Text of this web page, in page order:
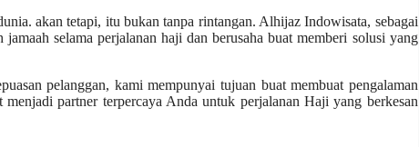
akan tetapi, itu bukan tanpa rintangan. Alhijaz Indowisata, sebagai
selama perjalanan haji dan berusaha buat memberi solusi yang
pelanggan, kami mempunyai tujuan buat membuat pengalaman
partner terpercaya Anda untuk perjalanan Haji yang berkesan